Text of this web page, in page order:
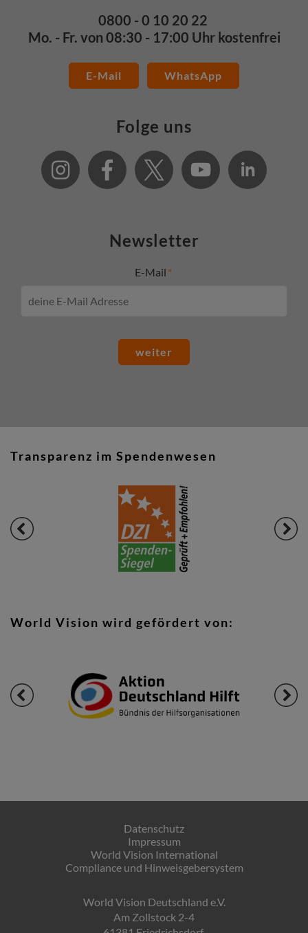
0800 - 0 10 20 22
Mo. - Fr. von 08:30 - 17:00 Uhr kostenfrei
E-Mail WhatsApp
Folge uns
Newsletter
E-Mail
weiter
Transparenz im Spendenwesen
World Vision wird gefördert von:
Datenschutz
Impressum
World Vision International
Compliance und Hinweisgebersystem
World Vision Deutschland e.V.
Am Zollstock 2-4